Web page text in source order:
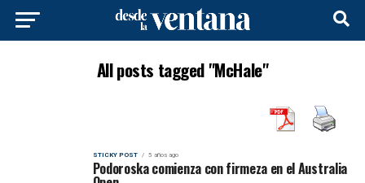
All posts tagged "McHale"
STICKY POST 5 años ago
Podoroska comienza con firmeza en el Australia